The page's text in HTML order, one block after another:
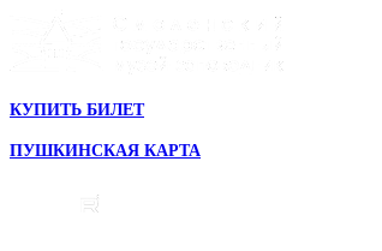
КУПИТЬ БИЛЕТ
ПУШКИНСКАЯ КАРТА